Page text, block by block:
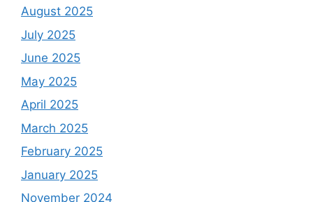
August 2025
July 2025
June 2025
May 2025
April 2025
March 2025
February 2025
January 2025
November 2024